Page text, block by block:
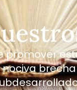
promover